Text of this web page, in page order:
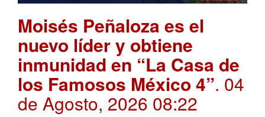
Moisés Peñaloza es el
nuevo líder y obtiene
inmunidad en “La Casa de
los Famosos México 4”. 04
de Agosto, 2026 08:22